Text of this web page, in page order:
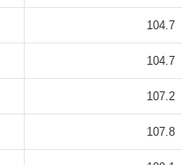
104.7
104.7
107.2
107.8